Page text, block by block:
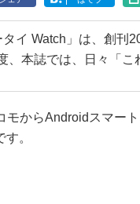
イ Watch」は、創刊
、本誌では、日々「こ
からAndroidスマー
。